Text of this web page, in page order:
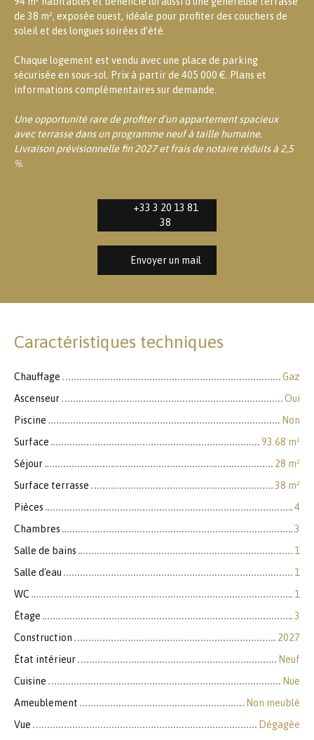
de 38 m², exposée ouest, idéale pour profiter des couchers de
soleil et des longues soirées d’été.
Chaque logement est vendu avec une place de parking
sécurisée en sous-sol. Prix à partir de 405 000 €. Plans et
informations complémentaires sur demande.
Une opportunité rare de profiter d’un appartement spacieux
avec terrasse dans un programme neuf à taille humaine.
Livraison prévisionnelle fin 2027 et frais de notaire réduits à 2,5
%.
+33 3 20 13 81
38
Envoyer un mail
Caractéristiques techniques
Chauffage
Gaz
Ascenseur
Oui
Piscine
Non
Surface
93.68 m²
Séjour
28 m²
Surface terrasse
38 m²
Pièces
4
Chambres
3
Salle de bains
1
Salle d'eau
1
WC
1
Étage
3
Construction
2027
État intérieur
Neuf
Cuisine
Nue
Ameublement
Non meublé
Vue
Dégagée